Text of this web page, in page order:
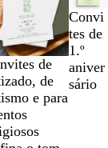
de
de
e para
Convi
tes de
1.º
aniver
sário